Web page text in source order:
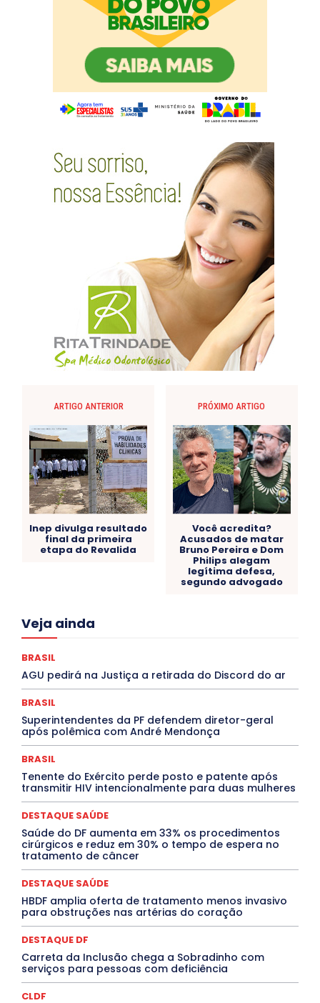
ARTIGO ANTERIOR
Inep divulga resultado
final da primeira
etapa do Revalida
PRÓXIMO ARTIGO
Você acredita?
Acusados de matar
Bruno Pereira e Dom
Philips alegam
legítima defesa,
segundo advogado
Veja ainda
Acre
Congressuanas & Esplanadumas
Covid-19
Crônica Política Crônicas
CULTURA
Cultura e Tal
DANÇA Dengue
Denuncia
DESTAQUE BRASIL
DESTAQUE DF
DESTAQUE SAÚDE
DESTAQUES OUTROS
DISTRITO FEDERAL
EDUCAÇÃO
ELEIÇÕES
EMPREGO E OPORTUNIDADES
Especial
Espírito Santo ESPORTE
ESTÁGIO
Febre Oropouche
FILMES
INTELIGÊNCIA ARTIFICIAL
INTERNACIONAL
LITERATURA
Marburg
MEIO AMBIENTE
MÚSICA
O Plantonista Opinião Oropouche
Paraíba
Paraná Pernambuco Piauí
POLÍTICA
PROCESSO SELETIVO
QUALIFICAÇÃO PROFISSIONAL
RESIDÊNCIA
Rio de Janeiro
Santa Catarina
São Paulo SARAMPO
SAÚDE
Saúde Agora
SEGURANÇA
Soltando o Verbo
TÁ FROID?
TEATRO TECNOLOGIA
TIC TAC
Mais
BRASIL
AGU pedirá na Justiça a retirada do Discord do ar
BRASIL
Superintendentes da PF defendem diretor-geral
após polêmica com André Mendonça
BRASIL
Tenente do Exército perde posto e patente após
transmitir HIV intencionalmente para duas mulheres
DESTAQUE SAÚDE
Saúde do DF aumenta em 33% os procedimentos
cirúrgicos e reduz em 30% o tempo de espera no
tratamento de câncer
DESTAQUE SAÚDE
HBDF amplia oferta de tratamento menos invasivo
para obstruções nas artérias do coração
DESTAQUE DF
Carreta da Inclusão chega a Sobradinho com
serviços para pessoas com deficiência
CLDF